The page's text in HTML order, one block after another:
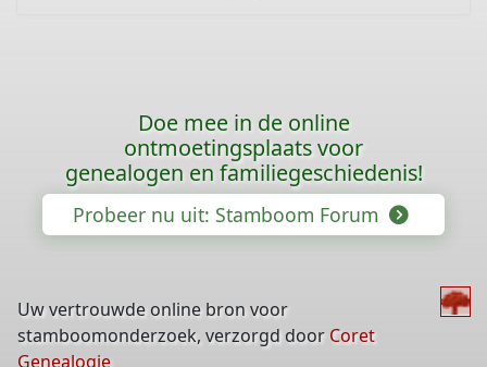
Doe mee in de online
ontmoetingsplaats voor
genealogen en familiegeschiedenis!
Probeer nu uit: Stamboom Forum
Uw vertrouwde online bron voor
stamboomonderzoek, verzorgd door Coret
Genealogie